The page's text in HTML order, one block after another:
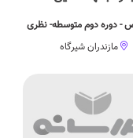
- دوره دوم متوسطه- نظری
مازندران شیرگاه